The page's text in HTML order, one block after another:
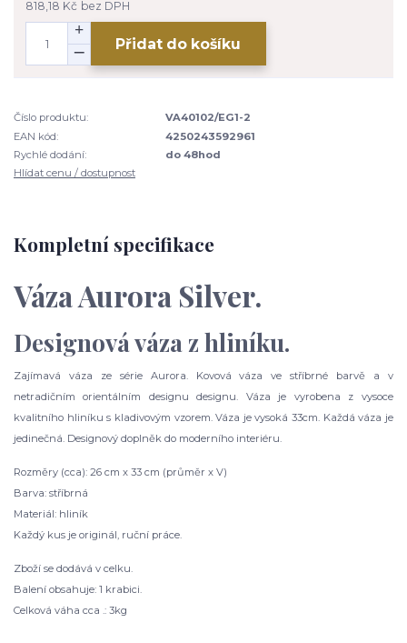
818,18 Kč bez DPH
Přidat do košíku
Číslo produktu:
VA40102/EG1-2
EAN kód:
4250243592961
Rychlé dodání:
do 48hod
Hlídat cenu / dostupnost
Kompletní specifikace
Váza Aurora Silver.
Designová váza z hliníku.
Zajímavá váza ze série Aurora. Kovová váza ve stříbrné barvě a v
netradičním orientálním designu designu. Váza je vyrobena z vysoce
kvalitního hliníku s kladivovým vzorem. Váza je vysoká 33cm. Každá váza je
jedinečná. Designový doplněk do moderního interiéru.
Rozměry (cca): 26 cm x 33 cm (průměr x V)
Barva: stříbrná
Materiál: hliník
Každý kus je originál, ruční práce.
Zboží se dodává v celku.
Balení obsahuje: 1 krabici.
Celková váha cca .: 3kg